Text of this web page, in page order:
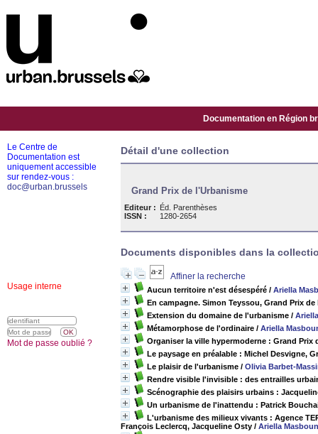
Documentation en Région
Détail d'une collection
Grand Prix de l'Urbanisme
Editeur : Éd. Parenthèses
ISSN :
1280-2654
Documents disponibles dans la
Affiner la recherche
Aucun territoire n'est désespéré / Ariella
En campagne. Simon Teyssou, Grand Prix de
Extension du domaine de l'urbanisme /
Métamorphose de l'ordinaire / Ariella
Organiser la ville hypermoderne : Grand Prix
Le paysage en préalable : Michel Desvigne,
Le plaisir de l'urbanisme / Olivia Barbet-
Rendre visible l'invisible : des entrailles
Scénographie des plaisirs urbains :
Un urbanisme de l'inattendu : Patrick
L'urbanisme des milieux vivants : Agence
François Leclercq, Jacqueline Osty / Ariella
Le Centre de
Documentation est
uniquement accessible
sur rendez-vous :
doc@urban.brussels
Usage interne
Mot de passe oublié ?